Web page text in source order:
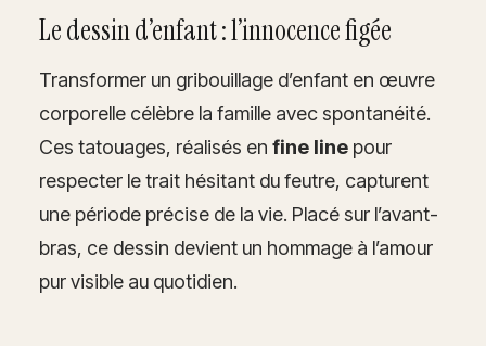
Le dessin d’enfant : l’innocence figée
Transformer un gribouillage d’enfant en œuvre
corporelle célèbre la famille avec spontanéité.
Ces tatouages, réalisés en fine line pour
respecter le trait hésitant du feutre, capturent
une période précise de la vie. Placé sur l’avant-
bras, ce dessin devient un hommage à l’amour
pur visible au quotidien.